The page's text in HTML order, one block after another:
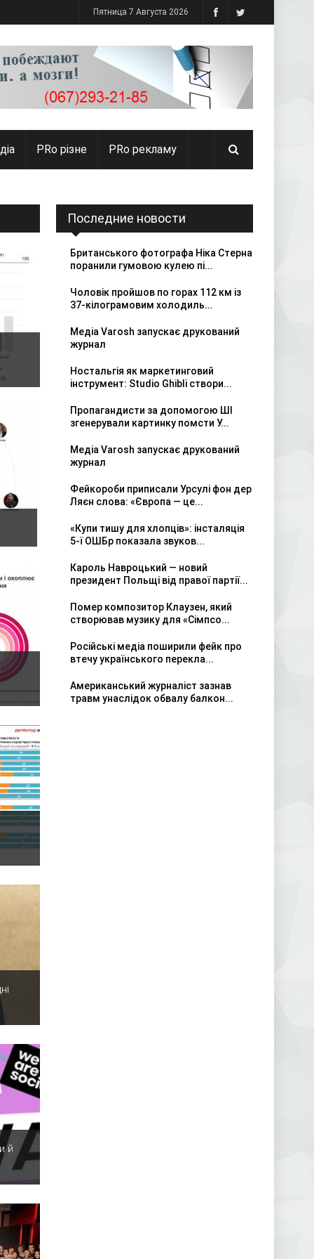
Пятница 7 Августа 2026
PRо різне PRo рекламу
й
Последние новости
Британського фотографа Ніка Стерна
поранили гумовою кулею пі...
Чоловік пройшов по горах 112 км із
37-кілограмовим холодиль...
Медіа Varosh запускає друкований
журнал
Ностальгія як маркетинговий
інструмент: Studio Ghibli створи...
Пропагандисти за допомогою ШІ
згенерували картинку помсти У...
Медіа Varosh запускає друкований
журнал
Фейкороби приписали Урсулі фон дер
Ляєн слова: «Європа — це...
«Купи тишу для хлопців»: інсталяція
5-ї ОШБр показала звуков...
Кароль Навроцький — новий
президент Польщі від правої партії...
Помер композитор Клаузен, який
створював музику для «Сімпсо...
Російські медіа поширили фейк про
втечу українського перекла...
Американський журналіст зазнав
травм унаслідок обвалу балкон...